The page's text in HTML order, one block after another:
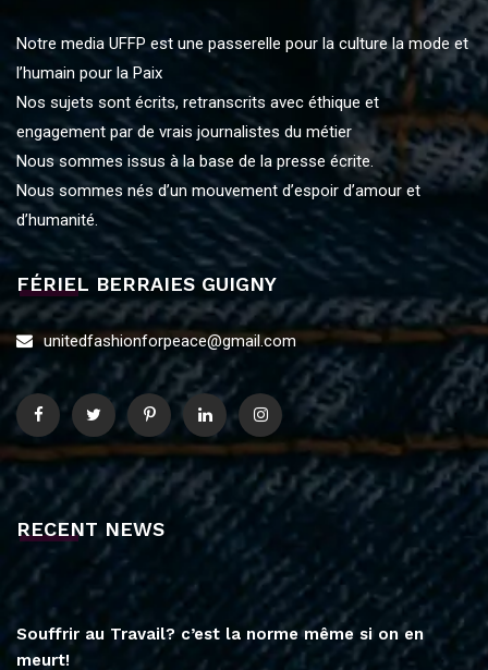
Notre media UFFP est une passerelle pour la culture la mode et
l’humain pour la Paix
Nos sujets sont écrits, retranscrits avec éthique et
engagement par de vrais journalistes du métier
Nous sommes issus à la base de la presse écrite.
Nous sommes nés d’un mouvement d’espoir d’amour et
d’humanité.
FÉRIEL BERRAIES GUIGNY
unitedfashionforpeace@gmail.com
RECENT NEWS
Souffrir au Travail? c’est la norme même si on en
meurt!